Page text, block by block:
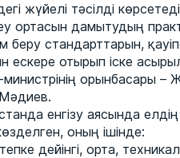
жүйелі тәсілді
ортасын дамытудың
беру стандарттарын,
ескере отырып іске
орынбасары
енгізу аясында
оның ішінде:
дейінгі, орта,